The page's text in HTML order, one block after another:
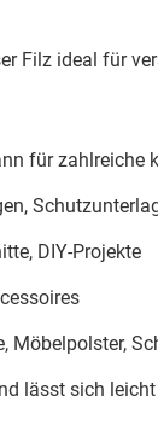
Filz ideal für
für zahlreiche
DIY-Projekte
Möbelpolster,
lässt sich